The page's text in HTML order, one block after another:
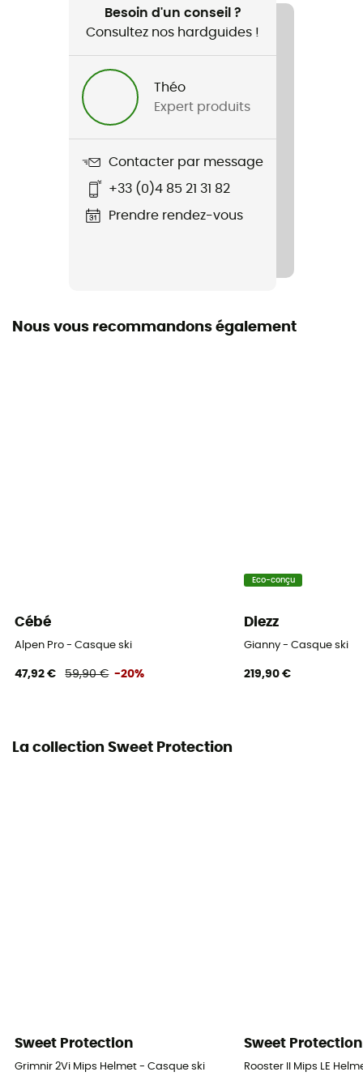
Ski alpin / Ski de randonnée / Alpinisme / Ski /
Snowboard / Ski all mountain
Homme / Femme
Nom du produit
Ascender MIPS
EPS
Norme CE
Besoin d'un conseil ?
Consultez nos hardguides !
Théo
Expert produits
Contacter par message
+33 (0)4 85 21 31 82
Prendre rendez-vous
Nous vous recommandons également
Cébé
Alpen Pro - Casque ski
47,92 € 59,90 € -20%
Eco-conçu
Diezz
Gianny - Casque ski
219,90 €
La collection Sweet Protection
Sweet Protection
Grimnir 2Vi Mips Helmet - Casque ski
Sweet Protection
Rooster II Mips LE